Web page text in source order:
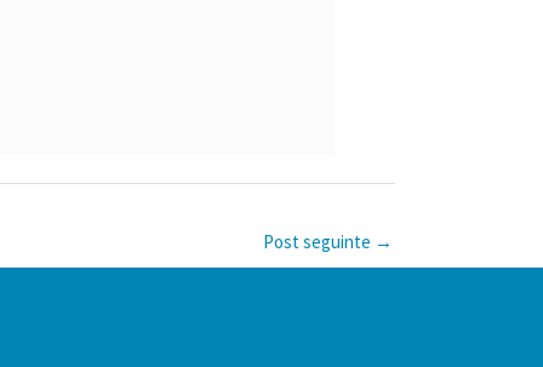
Post seguinte →